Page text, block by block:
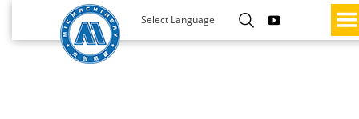
Select Language